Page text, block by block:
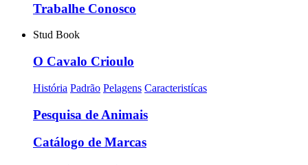
Trabalhe Conosco
Stud Book
O Cavalo Crioulo
História Padrão Pelagens Caracteristícas
Pesquisa de Animais
Catálogo de Marcas